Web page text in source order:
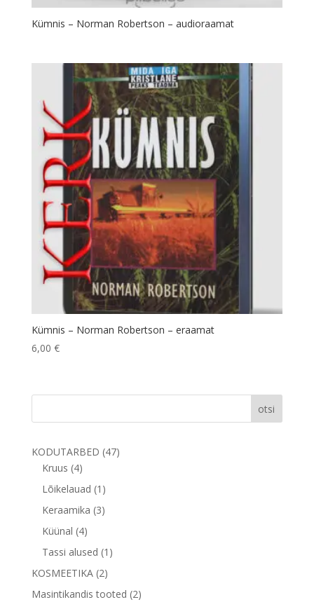
Kümnis – Norman Robertson – audioraamat
Kümnis – Norman Robertson – eraamat
6,00 €
otsi
KODUTARBED 4747
Kruus 44
toodet
Lõikelauad 1 1
toode
Keraamika 33
Küünal 44
toodet
Tassi alused 1 1
KOSMEETIKA 22
toodet
Masintikandis tooted 22